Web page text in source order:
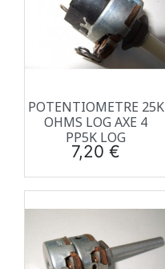
POTENTIOMETRE 25K
OHMS LOG AXE 4
PP5K LOG
Prix
7,20 €